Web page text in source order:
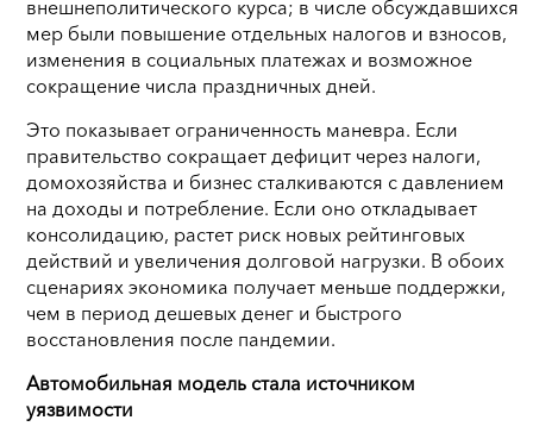
внешнеполитического курса; в числе обсуждавшихся
мер были повышение отдельных налогов и взносов,
изменения в социальных платежах и возможное
сокращение числа праздничных дней.
Это показывает ограниченность маневра. Если
правительство сокращает дефицит через налоги,
домохозяйства и бизнес сталкиваются с давлением
на доходы и потребление. Если оно откладывает
консолидацию, растет риск новых рейтинговых
действий и увеличения долговой нагрузки. В обоих
сценариях экономика получает меньше поддержки,
чем в период дешевых денег и быстрого
восстановления после пандемии.
Автомобильная модель стала источником
уязвимости